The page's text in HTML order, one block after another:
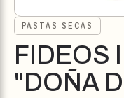
PASTAS SECAS
FIDEOS
"DOÑA